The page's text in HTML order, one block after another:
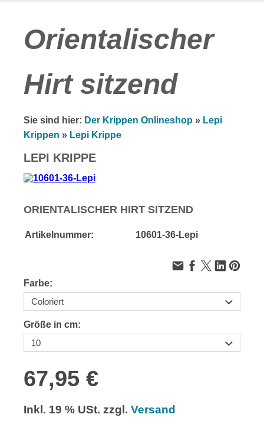
Orientalischer
Hirt sitzend
Sie sind hier: Der Krippen Onlineshop » Lepi
Krippen » Lepi Krippe
LEPI KRIPPE
ORIENTALISCHER HIRT SITZEND
Artikelnummer: 10601-36-Lepi
Farbe:
Größe in cm:
67,95 €
Inkl. 19 % USt. zzgl. Versand